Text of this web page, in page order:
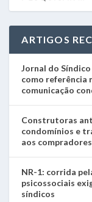
ARTIGOS
Jornal do
como referência
comunicação
Construtoras
condomínios e
aos compradores
NR-1: corrida
psicossociais
síndicos